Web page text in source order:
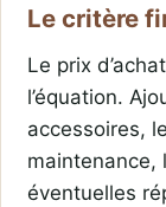
Le critère
Le prix
l’équation.
accessoires,
maintenance,
éventuelles